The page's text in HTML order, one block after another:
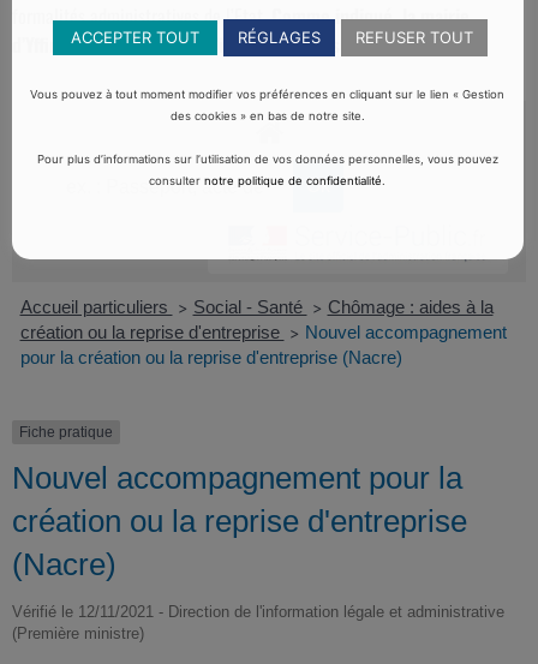
formalités administratives de l’Etat.Comme indiqué, la mairie
d’Yffiniac ne fait ni carte d’identité ni passeport.
Accueil particuliers > Social - Santé > Chômage : aides à la
création ou la reprise d'entreprise > Nouvel accompagnement
pour la création ou la reprise d'entreprise (Nacre)
Fiche pratique
Nouvel accompagnement pour la
création ou la reprise d'entreprise
(Nacre)
Vérifié le 12/11/2021 - Direction de l'information légale et administrative
(Première ministre)
ACCEPTER TOUT RÉGLAGES REFUSER TOUT
Vous pouvez à tout moment modifier vos préférences en cliquant sur le lien « Gestion
des cookies » en bas de notre site.
Pour plus d’informations sur l’utilisation de vos données personnelles, vous pouvez
consulternotre politique de confidentialité.